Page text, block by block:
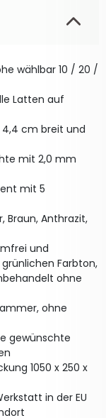
wählbar 10 / 20 /
Latten auf
4,4 cm breit und
mit 2,0 mm
mit 5
Braun, Anthrazit,
und
Farbton,
ohne
ohne
gewünschte
1050 x 250 x
in der EU